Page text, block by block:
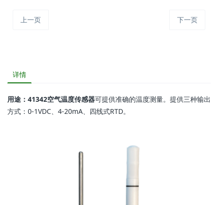
上一页 下一页
详情
用途：41342空气温度传感器可提供准确的温度测量。提供三种输出
方式：0-1VDC、4-20mA、四线式RTD。